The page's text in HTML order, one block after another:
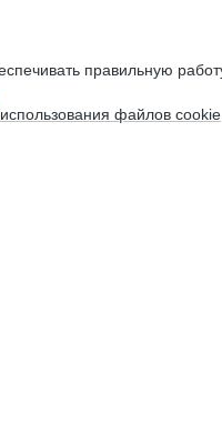
правильную
файлов cookie